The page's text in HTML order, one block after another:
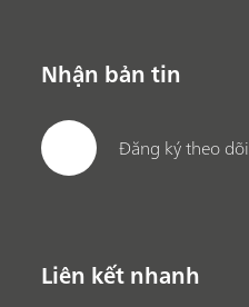
Nhận bản tin
Đăng ký theo dõi
Liên kết nhanh